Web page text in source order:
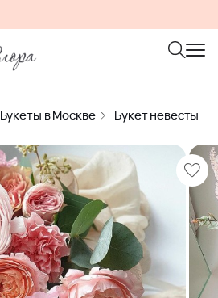
Букеты в Москве Букет невесты